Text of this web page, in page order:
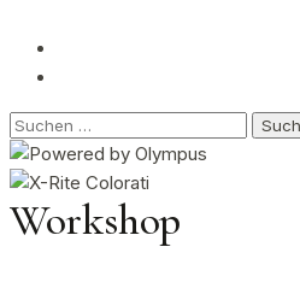
Suchen
nach:
Workshop